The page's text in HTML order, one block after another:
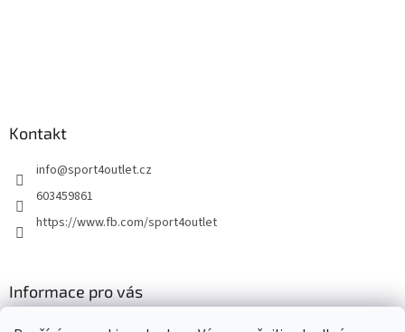
Kontakt
info@sport4outlet.cz
603459861
https://www.fb.com/sport4outlet
Informace pro vás
GDPR